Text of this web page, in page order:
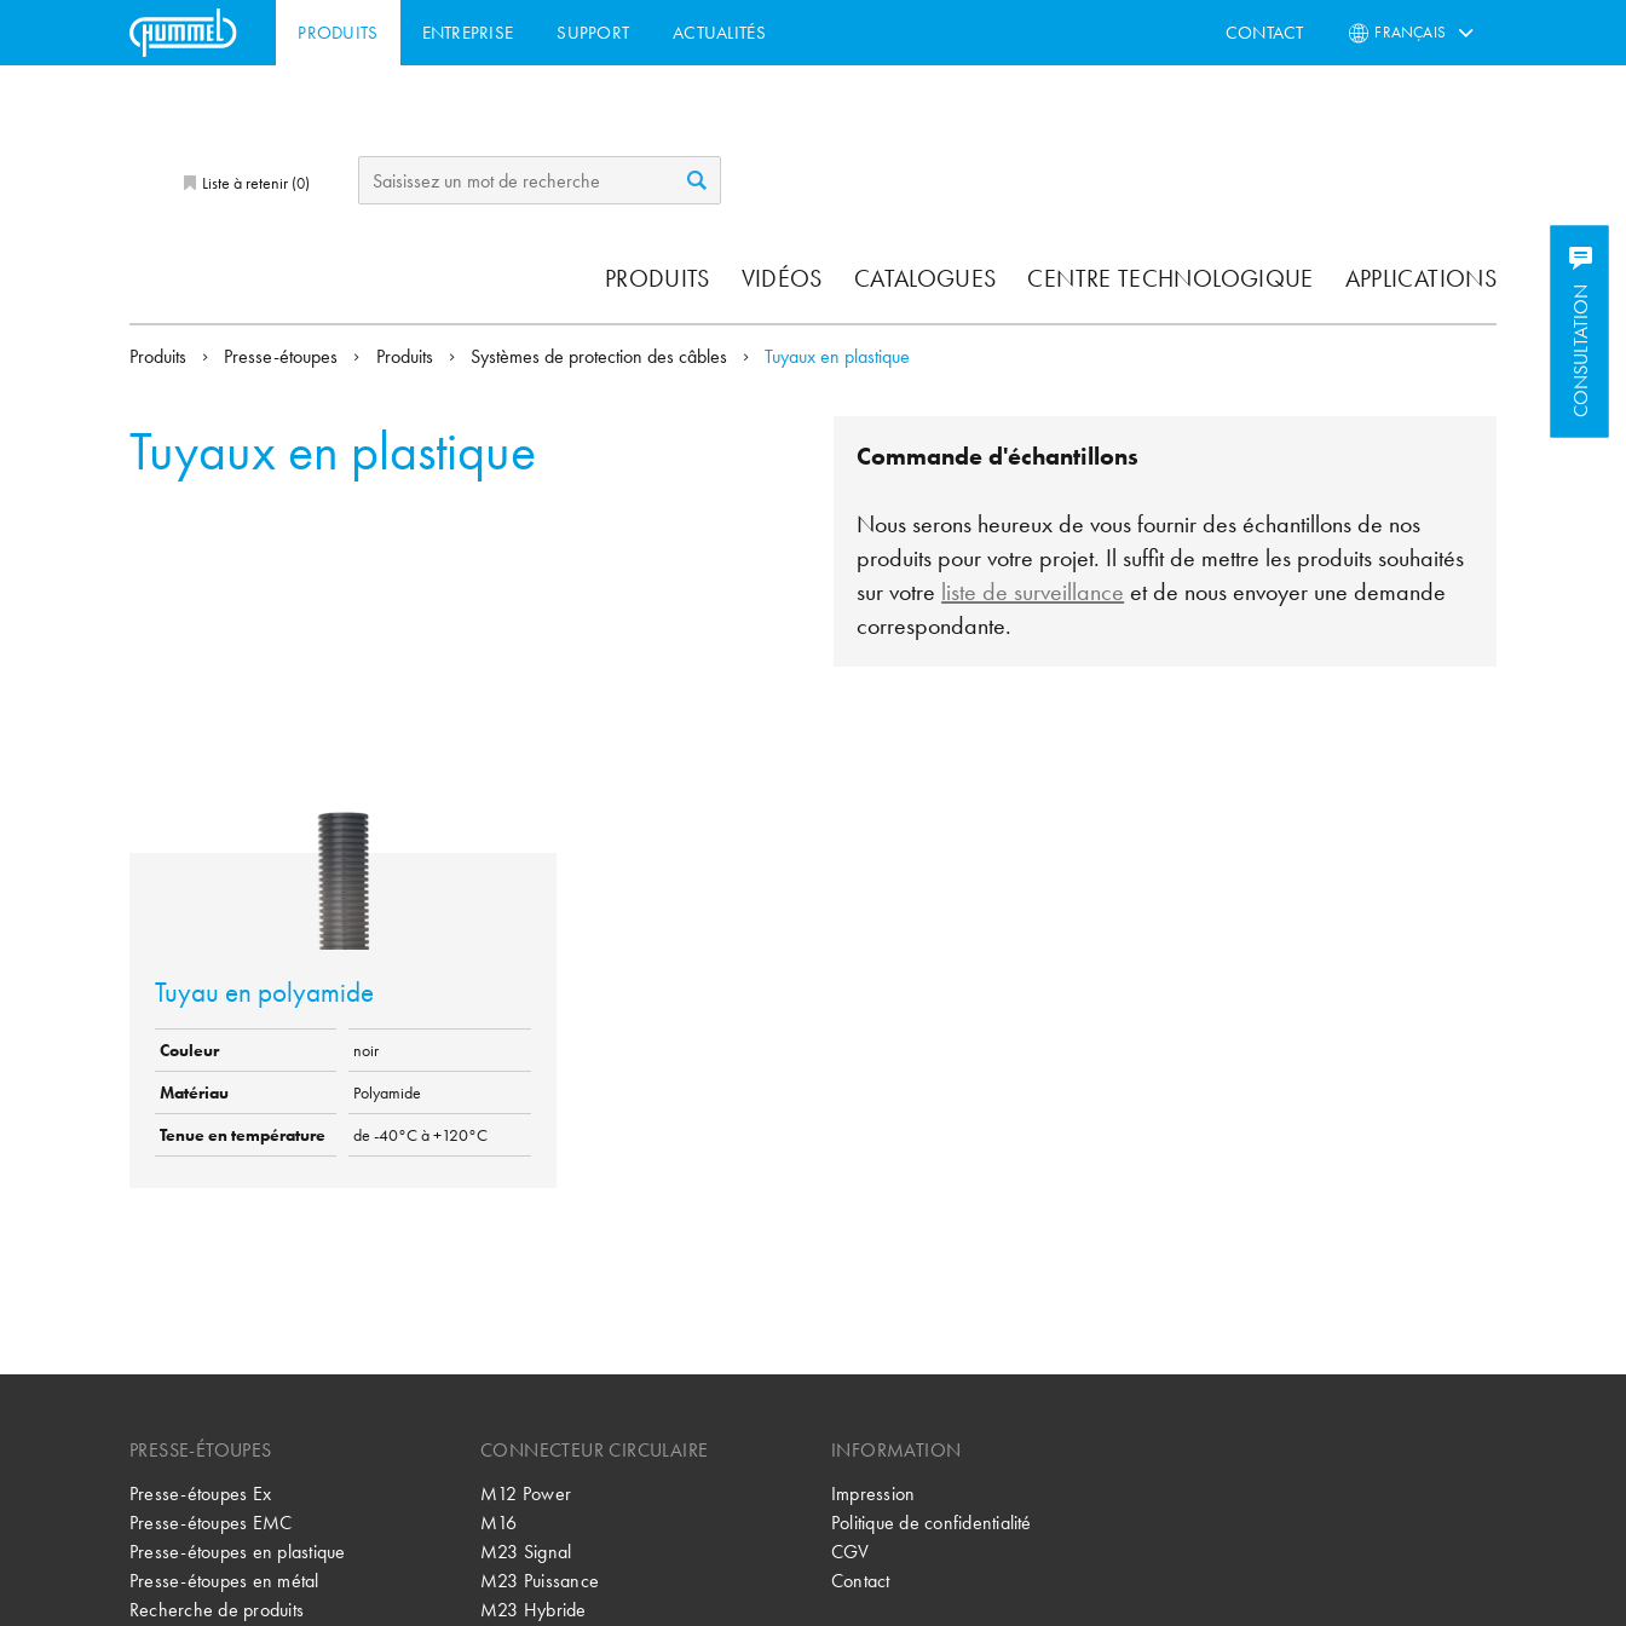
PRODUITS ENTREPRISE SUPPORT ACTUALITÉS CONTACT FRANÇAIS
Liste à retenir (0)
PRODUITS VIDÉOS CATALOGUES CENTRE TECHNOLOGIQUE APPLICATIONS
CONSULTATION
CONSULTATION
Produits Presse-étoupes Produits Systèmes de protection des câbles Tuyaux en plastique
Tuyaux en plastique Commande d'échantillons
Nous serons heureux de vous fournir des échantillons de nos
produits pour votre projet. Il suffit de mettre les produits souhaités
sur votre liste de surveillance et de nous envoyer une demande
correspondante.
Tuyau en polyamide
Couleur
noir
Matériau
Polyamide
Tenue en température
de -40°C à +120°C
PRESSE-ÉTOUPES
Presse-étoupes Ex
Presse-étoupes EMC
Presse-étoupes en plastique
Presse-étoupes en métal
Recherche de produits
CONNECTEUR CIRCULAIRE
M12 Power
M16
M23 Signal
M23 Puissance
M23 Hybride
INFORMATION
Impression
Politique de confidentialité
CGV
Contact